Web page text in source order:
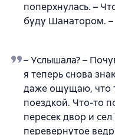
поперхнулась. –
буду Шанатором. –
– Услышала? –
я теперь снова
даже ощущаю, что
поездкой. Что-то
пересек двор и
перевернутое